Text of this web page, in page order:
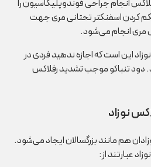
انجام جراحی فوندوپلیکاسیون را
کردن اسفنکتر تحتانی مری جهت
مری انجام می‌شود.
این است که اجازه ندهید فردی در
دود تنباکو موجب تشدید رفلاکس
نوزاد
هم مانند بزرگسالان ایجاد می‌شود.
عبارتند از: